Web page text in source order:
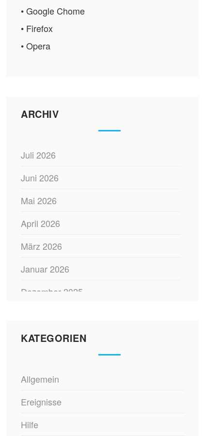
• Google Chome
• Firefox
• Opera
ARCHIV
Juli 2026
Juni 2026
Mai 2026
April 2026
März 2026
Januar 2026
Dezember 2025
Oktober 2025
Juli 2025
Februar 2025
Dezember 2024
KATEGORIEN
Allgemein
Ereignisse
Hilfe